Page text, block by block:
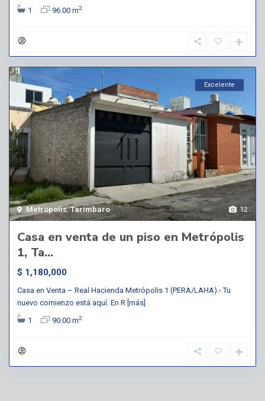
1
96.00 m2
12
Metropolis,Tarimbaro
Excelente
Casa en venta de un piso en Metrópolis
1, Ta...
$ 1,180,000
Casa en Venta – Real Hacienda Metrópolis 1 (PERA/LAHA).- Tu
nuevo comienzo está aquí. En R [más]
1
90.00 m2